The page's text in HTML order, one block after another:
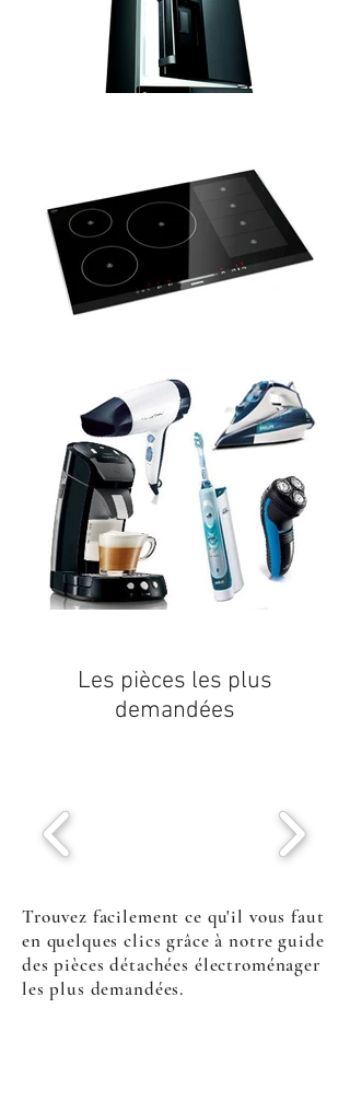
Les pièces les plus
demandées
Trouvez facilement ce qu'il vous faut
en quelques clics grâce à notre guide
des pièces détachées électroménager
les plus demandées.